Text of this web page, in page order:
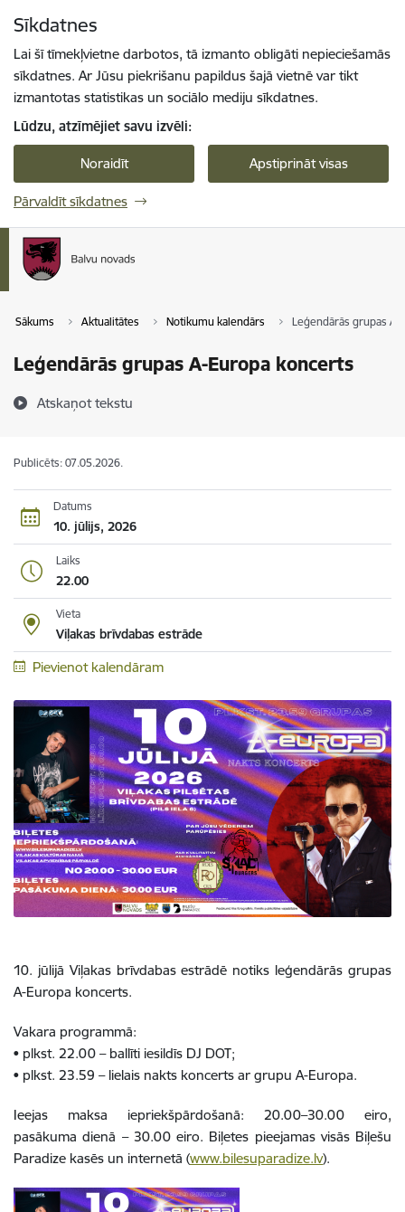
Sīkdatnes
Lai šī tīmekļvietne darbotos, tā izmanto obligāti nepieciešamās
sīkdatnes. Ar Jūsu piekrišanu papildus šajā vietnē var tikt
izmantotas statistikas un sociālo mediju sīkdatnes.
Lūdzu, atzīmējiet savu izvēli:
Noraidīt Apstiprināt visas
Pārvaldīt sīkdatnes
Sākums Aktualitātes Notikumu kalendārs Leģendārās grupas
Leģendārās grupas A-Europa koncerts
Atskaņot tekstu
Publicēts: 07.05.2026.
Datums
10. jūlijs, 2026
Laiks
22.00
Vieta
Viļakas brīvdabas estrāde
Pievienot kalendāram
10. jūlijā Viļakas brīvdabas estrādē notiks leģendārās grupas
A-Europa koncerts.
Vakara programmā:
• plkst. 22.00 – ballīti iesildīs DJ DOT;
• plkst. 23.59 – lielais nakts koncerts ar grupu A-Europa.
Ieejas maksa iepriekšpārdošanā: 20.00–30.00 eiro,
pasākuma dienā – 30.00 eiro. Biļetes pieejamas visās Biļešu
Paradize kasēs un internetā (www.bilesuparadize.lv).